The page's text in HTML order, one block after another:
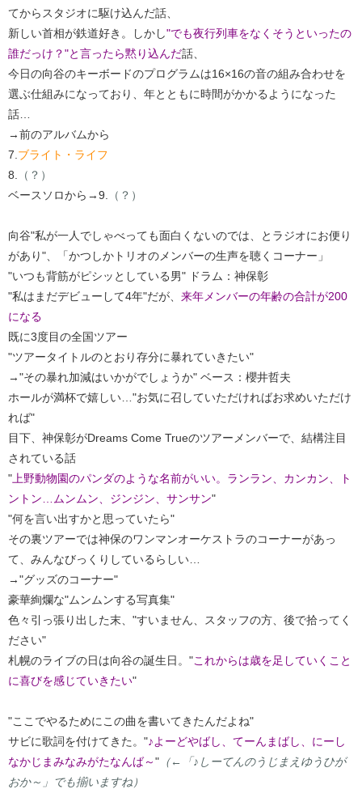
てからスタジオに駆け込んだ話、
新しい首相が鉄道好き。しかし"でも夜行列車をなくそうといったの
誰だっけ？"と言ったら黙り込んだ話、
今日の向谷のキーボードのプログラムは16×16の音の組み合わせを
選ぶ仕組みになっており、年とともに時間がかかるようになった
話…
→前のアルバムから
7. ブライト・ライフ
8.
（？）
ベースソロから→9.
（？）
向谷"私が一人でしゃべっても面白くないのでは、とラジオにお便り
があり"、「かつしかトリオのメンバーの生声を聴くコーナー」
"いつも背筋がピシッとしている男" ドラム：神保彰
"私はまだデビューして4年"だが、 来年メンバーの年齢の合計が200
になる
既に3度目の全国ツアー
"ツアータイトルのとおり存分に暴れていきたい"
→"その暴れ加減はいかがでしょうか" ベース：櫻井哲夫
ホールが満杯で嬉しい…"お気に召していただければお求めいただけ
れば"
目下、神保彰がDreams Come Trueのツアーメンバーで、結構注目
されている話
" 上野動物園のパンダのような名前がいい。ランラン、カンカン、ト
ントン…ムンムン、ジンジン、サンサン"
"何を言い出すかと思っていたら"
その裏ツアーでは神保のワンマンオーケストラのコーナーがあっ
て、みんなびっくりしているらしい…
→"グッズのコーナー"
豪華絢爛な"ムンムンする写真集"
色々引っ張り出した末、"すいません、スタッフの方、後で拾ってく
ださい"
札幌のライブの日は向谷の誕生日。"これからは歳を足していくこと
に喜びを感じていきたい"
"ここでやるためにこの曲を書いてきたんだよね"
サビに歌詞を付けてきた。"♪よーどやばし、てーんまばし、にーし
なかじまみなみがたなんば～" （←「♪しーてんのうじまえゆうひが
おか～」でも揃いますね）